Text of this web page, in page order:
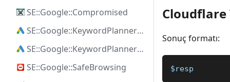
SE::Google::Compromised
SE::Google::KeywordPlanner::Ideas
SE::Google::KeywordPlanner::SearchVolume
SE::Google::SafeBrowsing
Cloudflare
Sonuç formatı:
$resp